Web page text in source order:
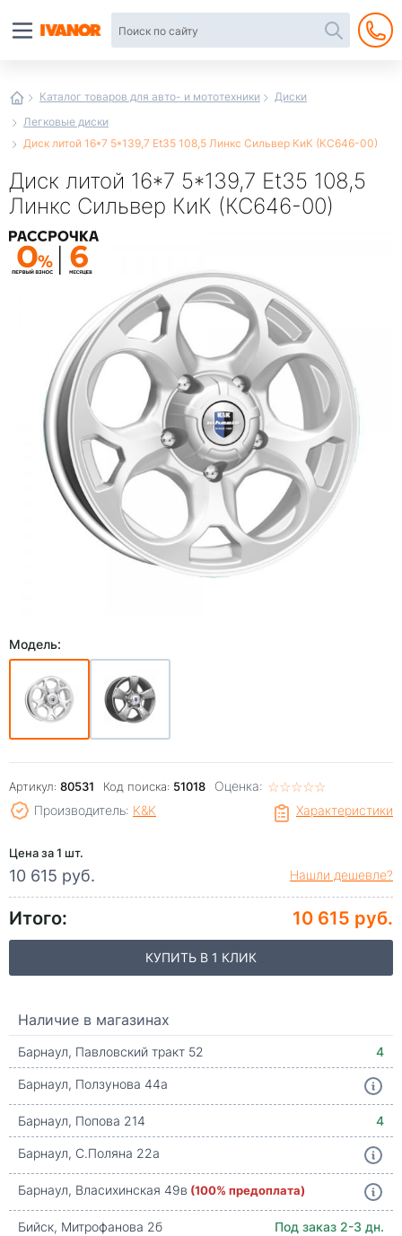
Каталог товаров для авто- и мототехники
Диски
Легковые диски
Диск литой 16*7 5*139,7 Et35 108,5 Линкс Сильвер КиК (КС646-00)
Диск литой 16*7 5*139,7 Et35 108,5
Линкс Сильвер КиК (КС646-00)
Модель:
Артикул: 80531 Код поиска: 51018 Оценка: ☆☆☆☆☆
★★★★★
Характеристики
Производитель: K&K
Цена за 1 шт.
10 615 руб. Нашли дешевле?
Итого: 10 615 руб.
КУПИТЬ В 1 КЛИК
Наличие в магазинах
Барнаул, Павловский тракт 52
4
Барнаул, Ползунова 44а
Барнаул, Попова 214
4
Барнаул, С.Поляна 22а
Барнаул, Власихинская 49в (100% предоплата)
Бийск, Митрофанова 2б
Под заказ 2-3 дн.
интернет-